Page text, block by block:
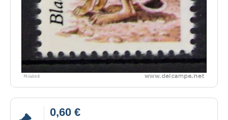
0,60 €